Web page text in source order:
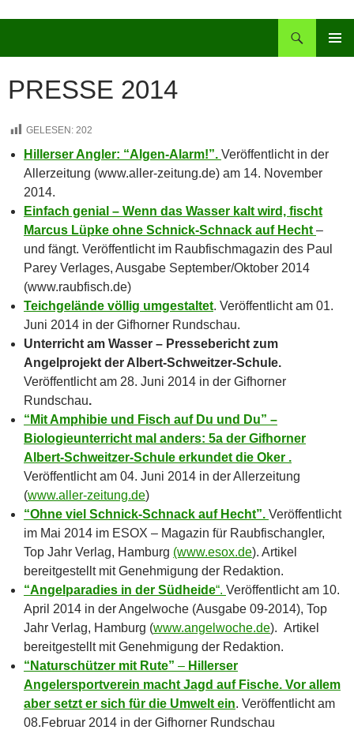
PRESSE 2014
GELESEN: 202
Hillerser Angler: “Algen-Alarm!”. Veröffentlicht in der
Allerzeitung (www.aller-zeitung.de) am 14. November
2014.
Einfach genial – Wenn das Wasser kalt wird, fischt
Marcus Lüpke ohne Schnick-Schnack auf Hecht –
und fängt. Veröffentlicht im Raubfischmagazin des Paul
Parey Verlages, Ausgabe September/Oktober 2014
(www.raubfisch.de)
Teichgelände völlig umgestaltet. Veröffentlicht am 01.
Juni 2014 in der Gifhorner Rundschau.
Unterricht am Wasser – Pressebericht zum
Angelprojekt der Albert-Schweitzer-Schule.
Veröffentlicht am 28. Juni 2014 in der Gifhorner
Rundschau.
“Mit Amphibie und Fisch auf Du und Du” –
Biologieunterricht mal anders: 5a der Gifhorner
Albert-Schweitzer-Schule erkundet die Oker .
Veröffentlicht am 04. Juni 2014 in der Allerzeitung
(www.aller-zeitung.de)
“Ohne viel Schnick-Schnack auf Hecht”. Veröffentlicht
im Mai 2014 im ESOX – Magazin für Raubfischangler,
Top Jahr Verlag, Hamburg (www.esox.de). Artikel
bereitgestellt mit Genehmigung der Redaktion.
“Angelparadies in der Südheide“. Veröffentlicht am 10.
April 2014 in der Angelwoche (Ausgabe 09-2014), Top
Jahr Verlag, Hamburg (www.angelwoche.de). Artikel
bereitgestellt mit Genehmigung der Redaktion.
“Naturschützer mit Rute” – Hillerser
Angelersportverein macht Jagd auf Fische. Vor allem
aber setzt er sich für die Umwelt ein. Veröffentlicht am
08.Februar 2014 in der Gifhorner Rundschau